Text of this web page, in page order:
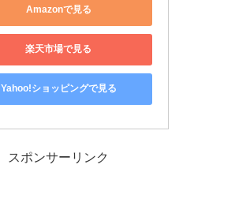
Amazonで見る
楽天市場で見る
Yahoo!ショッピングで見る
スポンサーリンク